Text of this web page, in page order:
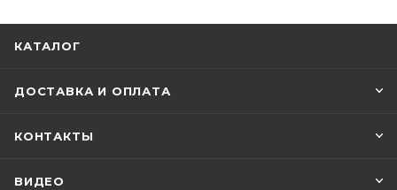
КАТАЛОГ
ДОСТАВКА И ОПЛАТА
КОНТАКТЫ
ВИДЕО